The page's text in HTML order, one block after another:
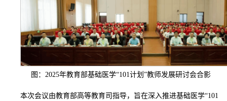
图：2025年教育部基础医学“101计划”教师发展研讨会合影
本次会议由教育部高等教育司指导，旨在深入推进基础医学“101